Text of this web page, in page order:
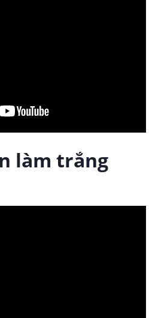
làm trắng